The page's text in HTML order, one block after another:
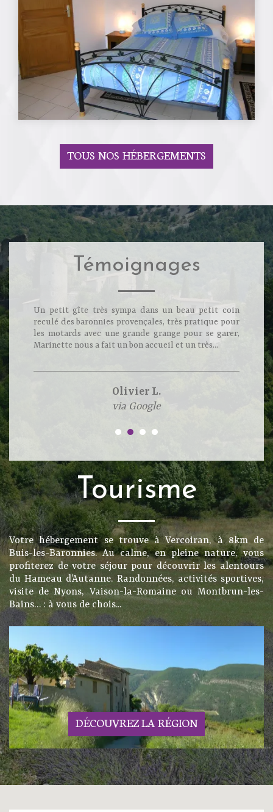
TOUS NOS HÉBERGEMENTS
Témoignages
Un petit gîte très sympa dans un beau petit coin
reculé des baronnies provençales, très pratique pour
les motards avec une grande grange pour se garer,
Marinette nous a fait un bon accueil et un très...
Olivier L.
via Google
Tourisme
Votre hébergement se trouve à Vercoiran, à 8km de
Buis-les-Baronnies. Au calme, en pleine nature, vous
profiterez de votre séjour pour découvrir les alentours
du Hameau d’Autanne. Randonnées, activités sportives,
visite de Nyons, Vaison-la-Romaine ou Montbrun-les-
Bains… : à vous de chois...
DÉCOUVREZ LA RÉGION